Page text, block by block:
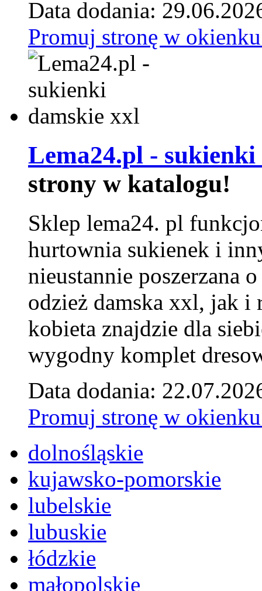
Data dodania:
Promuj stronę w
Lema24.pl -
strony w katalogu!
Sklep lema24. pl
hurtownia sukienek i
nieustannie poszerzana
odzież damska xxl, jak i
kobieta znajdzie dla
wygodny komplet
Data dodania:
Promuj stronę w
dolnośląskie
kujawsko-pomorskie
lubelskie
lubuskie
łódzkie
małopolskie